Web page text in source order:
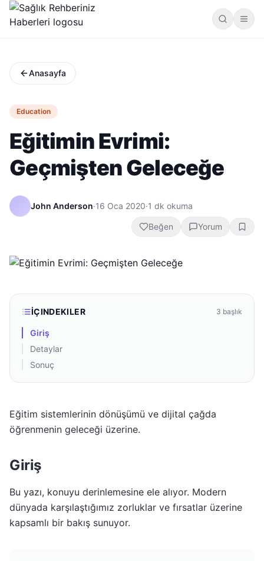
Anasayfa
Education
Eğitimin Evrimi:
Geçmişten Geleceğe
John Anderson·16 Oca 2020·1 dk okuma
Beğen Yorum
İÇINDEKILER 3 başlık
Giriş
Detaylar
Sonuç
Eğitim sistemlerinin dönüşümü ve dijital çağda
öğrenmenin geleceği üzerine.
Giriş
Bu yazı, konuyu derinlemesine ele alıyor. Modern
dünyada karşılaştığımız zorluklar ve fırsatlar üzerine
kapsamlı bir bakış sunuyor.